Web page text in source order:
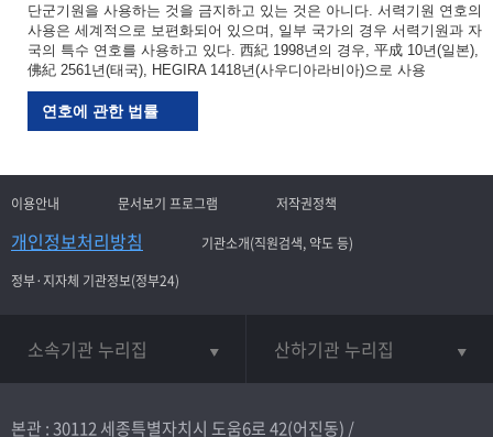
단군기원을 사용하는 것을 금지하고 있는 것은 아니다. 서력기원 연호의
사용은 세계적으로 보편화되어 있으며, 일부 국가의 경우 서력기원과 자
국의 특수 연호를 사용하고 있다. 西紀 1998년의 경우, 平成 10년(일본),
佛紀 2561년(태국), HEGIRA 1418년(사우디아라비아)으로 사용
연호에 관한 법률
이용안내 문서보기 프로그램 저작권정책
개인정보처리방침
기관소개(직원검색, 약도 등)
정부·지자체 기관정보(정부24)
소속기관 누리집 산하기관 누리집
본관 : 30112 세종특별자치시 도움6로 42(어진동) /